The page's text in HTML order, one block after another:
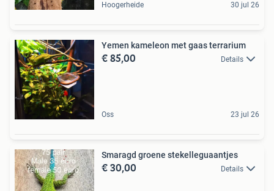
Hoogerheide 30 jul 26
Yemen kameleon met gaas terrarium
€ 85,00 Details
Oss 23 jul 26
Smaragd groene stekelleguaantjes
€ 30,00 Details